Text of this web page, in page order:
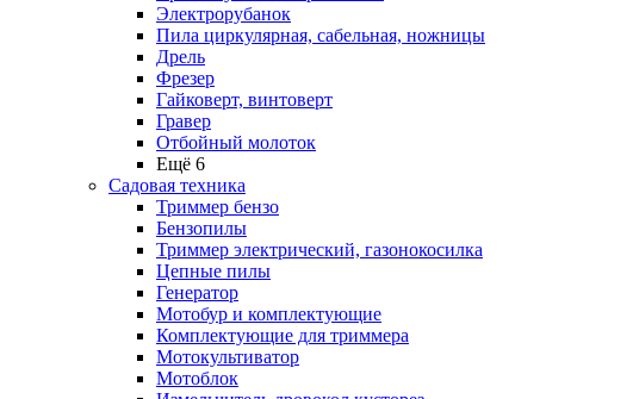
Электрорубанок
Пила циркулярная, сабельная, ножницы
Дрель
Фрезер
Гайковерт, винтоверт
Гравер
Отбойный молоток
Ещё 6
Садовая техника
Триммер бензо
Бензопилы
Триммер электрический, газонокосилка
Цепные пилы
Генератор
Мотобур и комплектующие
Комплектующие для триммера
Мотокультиватор
Мотоблок